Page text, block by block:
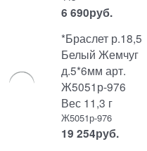
6 690руб.
*Браслет р.18,5
Белый Жемчуг
д.5*6мм арт.
Ж5051р-976
Вес 11,3 г
Ж5051р-976
19 254руб.